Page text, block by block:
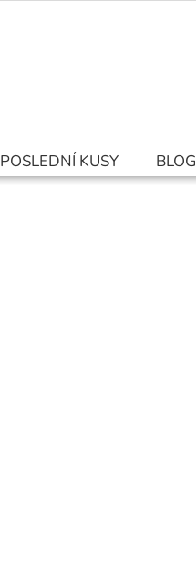
POSLEDNÍ KUSY BLOG